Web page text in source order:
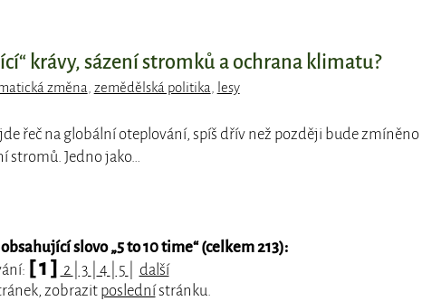
krávy, sázení stromků a ochrana klimatu?
změna zemědělská politika
lesy
řeč na globální oteplování, spíš dřív než později bude zmíněno
stromů. Jedno jako…
slovo „5 to 10 time“ (celkem 213):
[ 1 ] 2 3 4 5
další
zobrazit poslednístránku.